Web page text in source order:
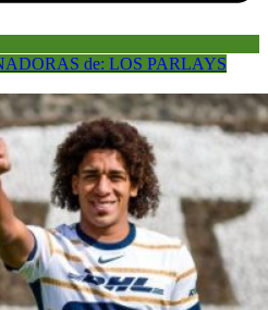
de: LOS PARLAYS